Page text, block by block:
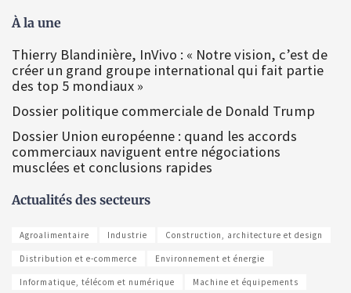
À la une
Thierry Blandinière, InVivo : « Notre vision, c’est de
créer un grand groupe international qui fait partie
des top 5 mondiaux »
Dossier politique commerciale de Donald Trump
Dossier Union européenne : quand les accords
commerciaux naviguent entre négociations
musclées et conclusions rapides
Actualités des secteurs
Agroalimentaire Industrie Construction, architecture et design
Distribution et e-commerce Environnement et énergie
Informatique, télécom et numérique Machine et équipements